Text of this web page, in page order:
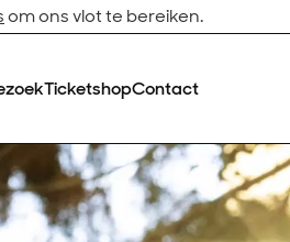
om ons vlot te bereiken.
TicketshopContact